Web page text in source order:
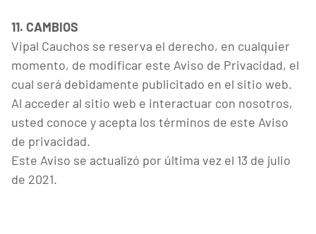
11. CAMBIOS
Vipal Cauchos se reserva el derecho, en cualquier
momento, de modificar este Aviso de Privacidad, el
cual será debidamente publicitado en el sitio web.
Al acceder al sitio web e interactuar con nosotros,
usted conoce y acepta los términos de este Aviso
de privacidad.
Este Aviso se actualizó por última vez el 13 de julio
de 2021.